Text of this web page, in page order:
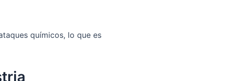
químicos, lo que es